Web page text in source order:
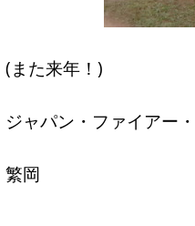
(また来年！)
ジャパン・ファイアー
繁岡